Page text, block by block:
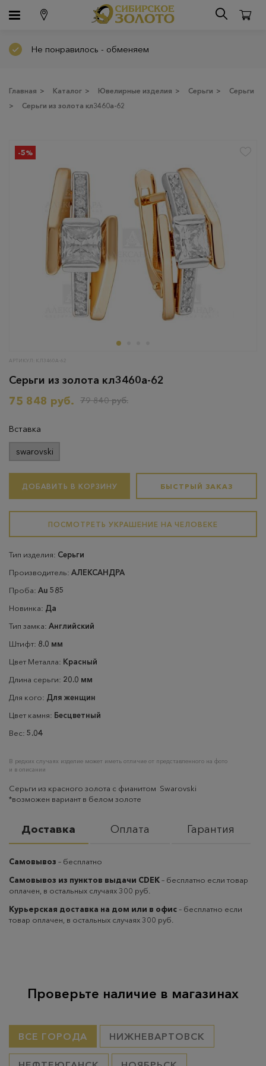
Не понравилось - обменяем
Главная > Каталог > Ювелирные изделия > Серьги >
Серьги
>
Серьги из золота кл3460а-62
-5%
АРТИКУЛ: КЛ3460А-62
Серьги из золота кл3460а-62
75 848 руб.
79 840 руб.
Вставка
swarovski
ДОБАВИТЬ В КОРЗИНУ БЫСТРЫЙ ЗАКАЗ
ПОСМОТРЕТЬ УКРАШЕНИЕ НА ЧЕЛОВЕКЕ
Тип изделия: Серьги
Производитель: АЛЕКСАНДРА
Проба: Au 585
Новинка: Да
Тип замка: Английский
Штифт: 8.0 мм
Цвет Металла: Красный
Длина серьги: 20.0 мм
Для кого: Для женщин
Цвет камня: Бесцветный
Вес: 5.04
В редких случаях изделие может иметь отличие от представленного на фото
и в описании
Серьги из красного золота с фианитом Swarovski
*возможен вариант в белом золоте
Доставка Оплата Гарантия
Самовывоз – бесплатно
Самовывоз из пунктов выдачи CDEK– бесплатно если товар
оплачен, в остальных случаях 300 руб.
Курьерская доставка на дом или в офис– бесплатно если
товар оплачен, в остальных случаях 300 руб.
Проверьте наличие в магазинах
ВСЕ ГОРОДА НИЖНЕВАРТОВСК